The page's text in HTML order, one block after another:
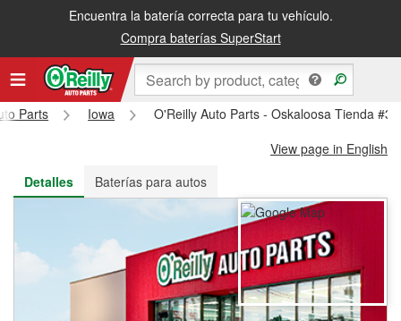
Encuentra la batería correcta para tu vehículo.
Compra baterías SuperStart
Recibe tu orden gratis al día siguiente o recógela en la tienda
Parts Iowa
O'Reilly Auto Parts - Oskaloosa Tienda
View page in English
Detalles
Baterías para autos